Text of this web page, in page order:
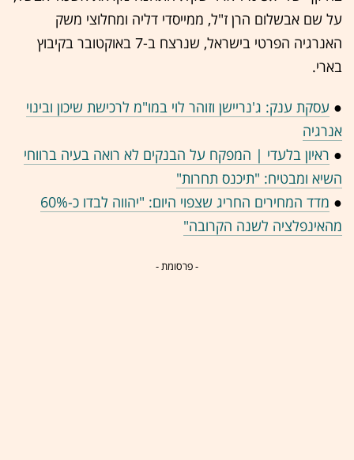
על שם אבשלום הרן ז"ל, ממייסדי דליה ומחלוצי משק
האנרגיה הפרטי בישראל, שנרצח ב-7 באוקטובר בקיבוץ
בארי.
● עסקת ענק: ג'נריישן וזוהר לוי במו"מ לרכישת שיכון ובינוי
אנרגיה
● ראיון בלעדי | המפקח על הבנקים לא רואה בעיה ברווחי
השיא ומבטיח: "תיכנס תחרות"
●
מדד המחירים החריג שצפוי היום: "יהווה לבדו כ-60%
מהאינפלציה לשנה הקרובה"
- פרסומת -